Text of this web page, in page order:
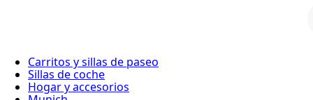
Carritos y sillas de paseo
Sillas de coche
Hogar y accesorios